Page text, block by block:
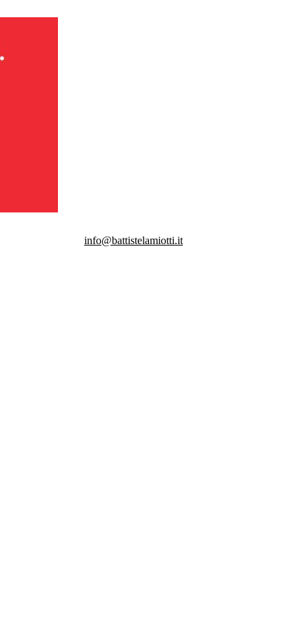
info@battistelamiotti.it